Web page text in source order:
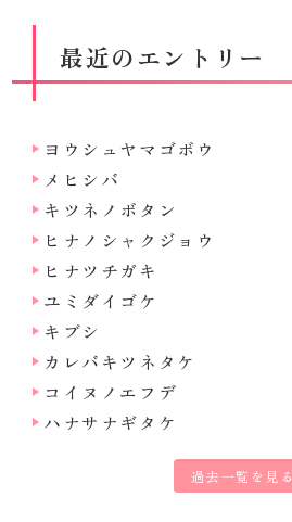
最近のエントリー
ヨウシュヤマゴボウ
メヒシバ
キツネノボタン
ヒナノシャクジョウ
ヒナツチガキ
ユミダイゴケ
キブシ
カレバキツネタケ
コイヌノエフデ
ハナサナギタケ
過去一覧を見る